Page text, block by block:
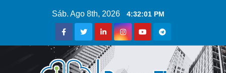
Sáb. Ago 8th, 2026 4:32:02 PM